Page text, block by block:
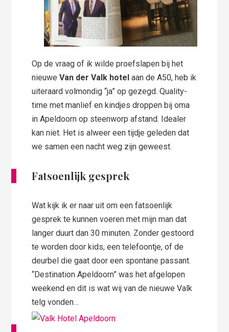
Op de vraag of ik wilde proefslapen bij het
nieuweVan der Valk hotel aan de A50, heb ik
uiteraard volmondig “ja” op gezegd. Quality-
time met manlief en kindjes droppen bij oma
in Apeldoorn op steenworp afstand. Idealer
kan niet. Het is alweer een tijdje geleden dat
we samen een nacht weg zijn geweest.
Fatsoenlijk gesprek
Wat kijk ik er naar uit om een fatsoenlijk
gesprek te kunnen voeren met mijn man dat
langer duurt dan 30 minuten. Zonder gestoord
te worden door kids, een telefoontje, of de
deurbel die gaat door een spontane passant.
“Destination Apeldoorn” was het afgelopen
weekend en dit is wat wij van de nieuwe Valk
telg vonden…